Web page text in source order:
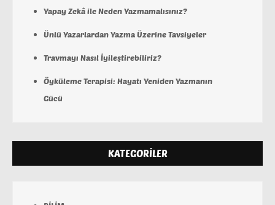
Yapay Zekâ ile Neden Yazmamalısınız?
Ünlü Yazarlardan Yazma Üzerine Tavsiyeler
Travmayı Nasıl İyileştirebiliriz?
Öyküleme Terapisi: Hayatı Yeniden Yazmanın
Gücü
KATEGORILER